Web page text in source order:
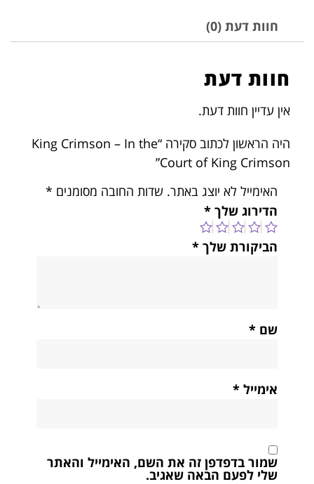
חוות דעת (0)
חוות דעת
אין עדיין חוות דעת.
היה הראשון לכתוב סקירה “King Crimson – In the
Court of King Crimson”
האימייל לא יוצג באתר. שדות החובה מסומנים *
הדירוג שלך *
הביקורת שלך *
שם *
אימייל *
שמור בדפדפן זה את השם, האימייל והאתר
שלי לפעם הבאה שאגיב.